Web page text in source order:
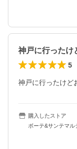
5
神戸に行ったけど
購入したストア
ボーテ&サンテマル